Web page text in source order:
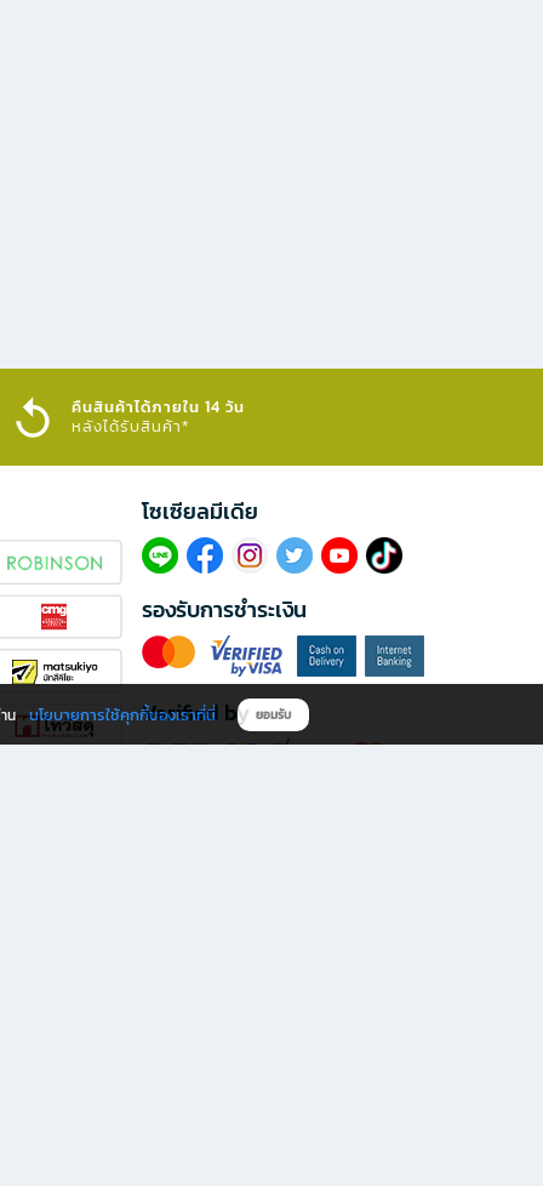
คืนสินค้าได้ภายใน 14 วัน
หลังได้รับสินค้า*
โซเซียลมีเดีย​
รองรับการชำระเงิน
Verified by
น นโยบายการใช้คุกกี้ของเราที่นี่ ยอมรับ